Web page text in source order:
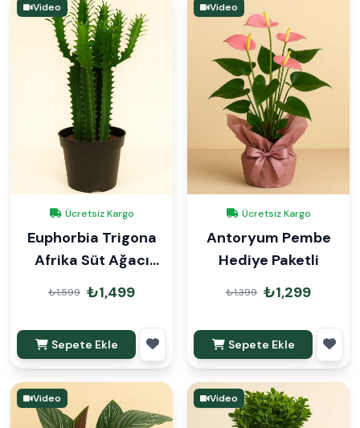
Video
Ücretsiz Kargo
Euphorbia Trigona
Afrika Süt Ağacı
60cm
₺1,599 ₺1,499
Sepete Ekle
Video
Ücretsiz Kargo
Antoryum Pembe
Hediye Paketli
₺1,399 ₺1,299
Sepete Ekle
Video Video